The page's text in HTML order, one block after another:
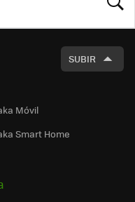
SUBIR
Móvil
Smart Home